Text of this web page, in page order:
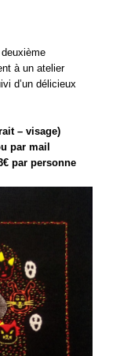
à un atelier
d’un délicieux
– visage)
par mail
par personne